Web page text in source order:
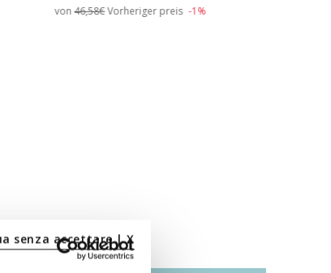
senza accettare | X
von46,58€Vorheriger preis -1%